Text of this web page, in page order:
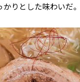
りとした味わいだ。